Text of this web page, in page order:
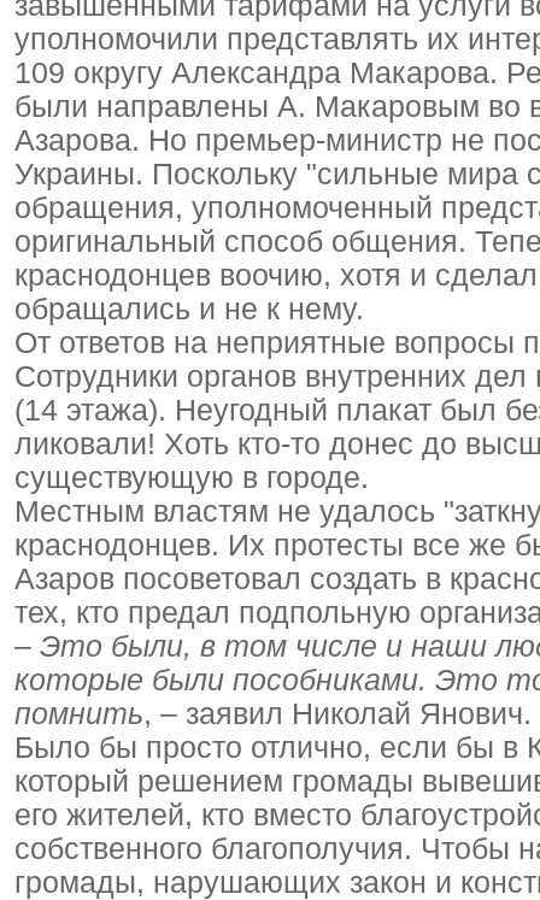
уполномочили представлять их
109 округу Александра Макарова.
были направлены А. Макаровым во
Азарова. Но премьер-министр не
Украины. Поскольку "сильные мира
обращения, уполномоченный
оригинальный способ общения.
краснодонцев воочию, хотя и
обращались и не к нему.
От ответов на неприятные вопросы
Сотрудники органов внутренних
(14 этажа). Неугодный плакат был
ликовали! Хоть кто-то донес до
существующую в городе.
Местным властям не удалось
краснодонцев. Их протесты все же
Азаров посоветовал создать в
тех, кто предал подпольную
– Это были, в том числе и наши
которые были пособниками. Это
помнить, – заявил Николай Янович.
Было бы просто отлично, если бы в
который решением громады
его жителей, кто вместо
собственного благополучия. Чтобы
громады, нарушающих закон и